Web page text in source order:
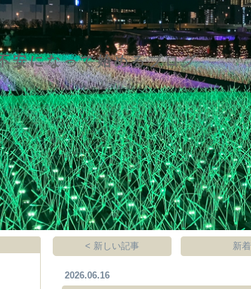
安になって始めるブログ
< 新しい記事 新
2026.06.16